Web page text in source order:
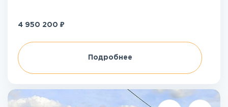
4 950 200 ₽
Подробнее